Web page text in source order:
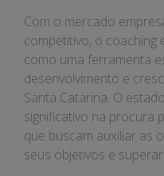
Com o mercado
competitivo, o coaching
como uma ferramenta
desenvolvimento e
Santa Catarina. O
significativo na procura
que buscam auxiliar as
seus objetivos e